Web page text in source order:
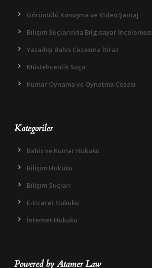
Görüntülü Konuşma ve Video Şantaj
Bilişim Suçlarında Bilgisayar İncelemesi
Yasadışı Bahis Cezasına İtiraz
Müstehcenlik Suçu
Kumar Oynama ve Oynatma Cezası
Kategoriler
Bahis ve Kumar Hukuku
Bilişim Hukuku
Bilişim Suçları
E-ticaret Hukuku
İnternet Hukuku
Powered by Atamer Law